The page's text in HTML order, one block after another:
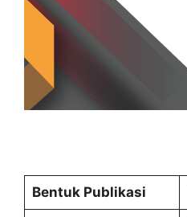
Bentuk Publikasi